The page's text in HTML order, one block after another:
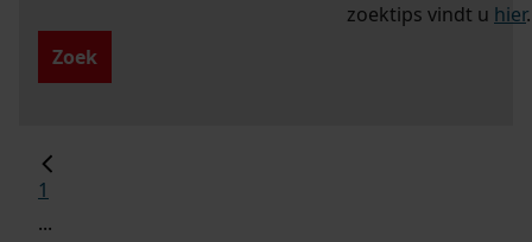
zoektips vindt u hier.
Zoek
1
...